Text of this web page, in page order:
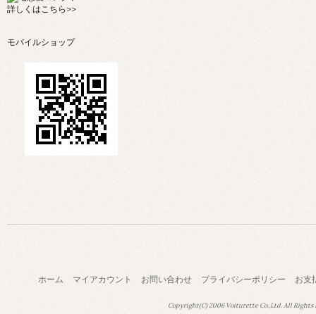
詳しくはこちら>>
モバイルショップ
ホーム マイアカウント お問い合わせ プライバシーポリシー お支
Copyright(C) 2006 Voiturette Co.,Ltd. All Rights